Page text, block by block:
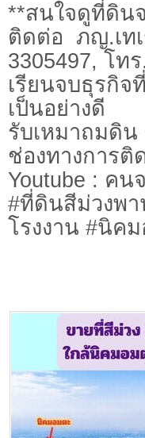
**สนใจดูที่ดิน
ติดต่อ ภญ.เท
3305497, โท
เรียนจบธุรกิ
เป็นอย่างดี
รับเหมาถมดิน
ช่องทางการ
Youtube : ค
#ที่ดินสีม่วงพ
โรงงาน #นิค